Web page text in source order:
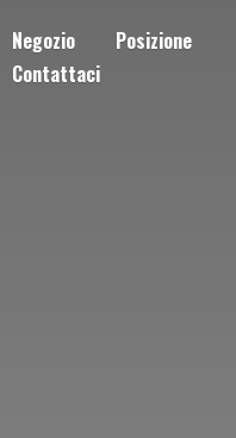
Negozio
Posizione
Contattaci